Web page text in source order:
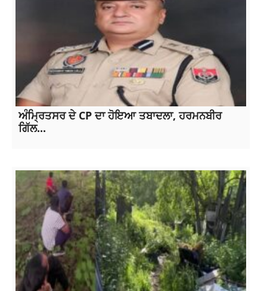
ਅੰਮ੍ਰਿਤਸਰ ਦੇ CP ਦਾ ਹੋਇਆ ਤਬਾਦਲਾ, ਹਰਮਨਬੀਰ
ਗਿੱਲ...